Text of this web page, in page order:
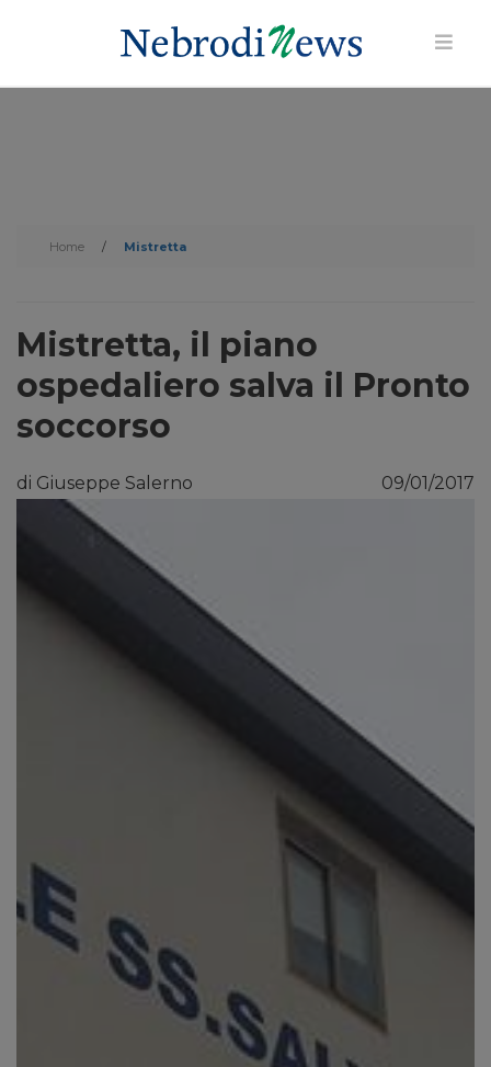
Home / Mistretta
Mistretta, il piano
ospedaliero salva il Pronto
soccorso
di Giuseppe Salerno 09/01/2017